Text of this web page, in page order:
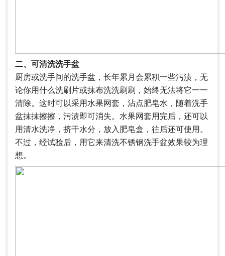
二、可清洗洗手盆
厨房或洗手间的洗手盆，长年累月会累积一些污渍，无
论你用什么洗刷片或抹布洗洗刷刷，始终无法将它一一
清除。这时可以采用水果网套，沾点肥皂水，随着洗手
盆抹抹擦擦，污渍即可消失。水果网套用完后，还可以
用清水洗净，挤干水分，放入肥皂盒，往后还可使用。
不过，经试验后，用它来清洗不锈钢洗手盆效果较为理
想。